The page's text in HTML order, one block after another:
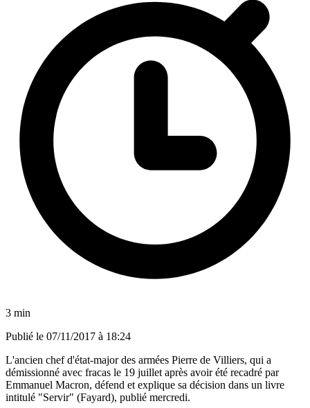
3 min
Publié le 07/11/2017 à 18:24
L'ancien chef d'état-major des armées Pierre de Villiers, qui a
démissionné avec fracas le 19 juillet après avoir été recadré par
Emmanuel Macron, défend et explique sa décision dans un livre
intitulé "Servir" (Fayard), publié mercredi.